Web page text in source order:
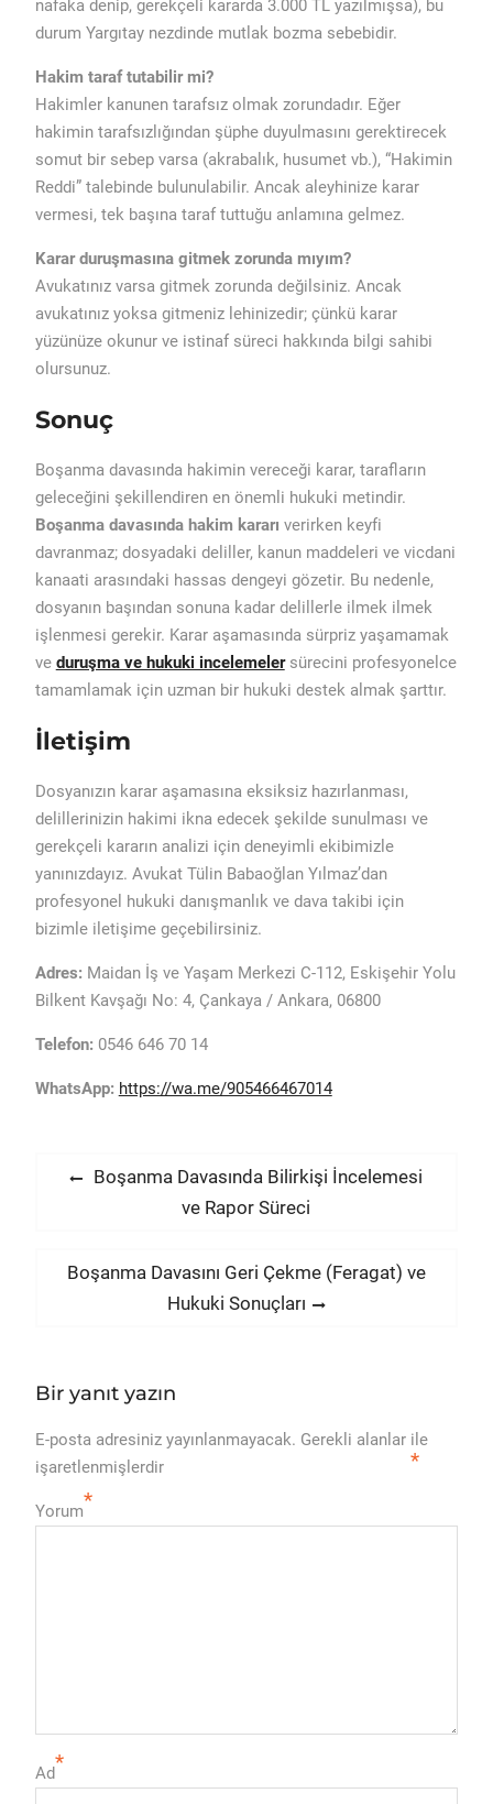
nafaka denip, gerekçeli kararda 3.000 TL yazılmışsa), bu
durum Yargıtay nezdinde mutlak bozma sebebidir.
Hakim taraf tutabilir mi?
Hakimler kanunen tarafsız olmak zorundadır. Eğer
hakimin tarafsızlığından şüphe duyulmasını gerektirecek
somut bir sebep varsa (akrabalık, husumet vb.), “Hakimin
Reddi” talebinde bulunulabilir. Ancak aleyhinize karar
vermesi, tek başına taraf tuttuğu anlamına gelmez.
Karar duruşmasına gitmek zorunda mıyım?
Avukatınız varsa gitmek zorunda değilsiniz. Ancak
avukatınız yoksa gitmeniz lehinizedir; çünkü karar
yüzünüze okunur ve istinaf süreci hakkında bilgi sahibi
olursunuz.
Sonuç
Boşanma davasında hakimin vereceği karar, tarafların
geleceğini şekillendiren en önemli hukuki metindir.
Boşanma davasında hakim kararı verirken keyfi
davranmaz; dosyadaki deliller, kanun maddeleri ve vicdani
kanaati arasındaki hassas dengeyi gözetir. Bu nedenle,
dosyanın başından sonuna kadar delillerle ilmek ilmek
işlenmesi gerekir. Karar aşamasında sürpriz yaşamamak
ve duruşma ve hukuki incelemelersürecini profesyonelce
tamamlamak için uzman bir hukuki destek almak şarttır.
İletişim
Dosyanızın karar aşamasına eksiksiz hazırlanması,
delillerinizin hakimi ikna edecek şekilde sunulması ve
gerekçeli kararın analizi için deneyimli ekibimizle
yanınızdayız. Avukat Tülin Babaoğlan Yılmaz’dan
profesyonel hukuki danışmanlık ve dava takibi için
bizimle iletişime geçebilirsiniz.
Adres: Maidan İş ve Yaşam Merkezi C-112, Eskişehir Yolu
Bilkent Kavşağı No: 4, Çankaya / Ankara, 06800
Telefon: 0546 646 70 14
WhatsApp: https://wa.me/905466467014
Yazı
Previous
Boşanma Davasında Bilirkişi İncelemesi
ve Rapor Süreci
Next
Boşanma Davasını Geri Çekme (Feragat) ve
Hukuki Sonuçları
Bir yanıt yazın
E-posta adresiniz yayınlanmayacak. Gerekli alanlar
*
ile
işaretlenmişlerdir
Yorum*
Ad*